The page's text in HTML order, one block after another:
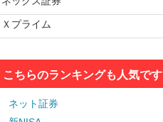
プライム
こちらのランキングも人気です
ネット証券